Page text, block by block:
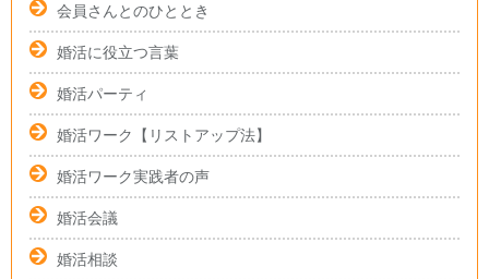
会員さんとのひととき
婚活に役立つ言葉
婚活パーティ
婚活ワーク【リストアップ法】
婚活ワーク実践者の声
婚活会議
婚活相談